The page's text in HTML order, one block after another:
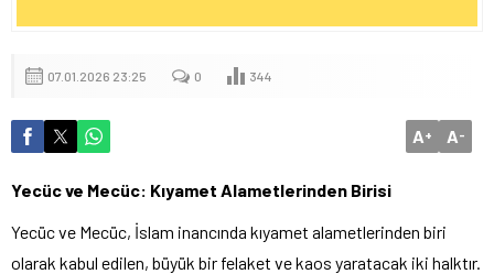
07.01.2026 23:25 0 344
A+ A-
Yecüc ve Mecüc: Kıyamet Alametlerinden Birisi
Yecüc ve Mecüc, İslam inancında kıyamet alametlerinden biri
olarak kabul edilen, büyük bir felaket ve kaos yaratacak iki halktır.